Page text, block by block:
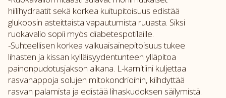
hiilihydraatit sekä korkea kuitupitoisuus edistää
glukoosin asteittaista vapautumista ruuasta. Siksi
ruokavalio sopii myös diabetespotilaille.
-Suhteellisen korkea valkuaisainepitoisuus tukee
lihasten ja kissan kylläisyydentunteen ylläpitoa
painonpudotusjakson aikana. L-karnitiini kuljettaa
rasvahappoja solujen mitokondrioihin, kiihdyttää
rasvan palamista ja edistää lihaskudoksen säilymistä.